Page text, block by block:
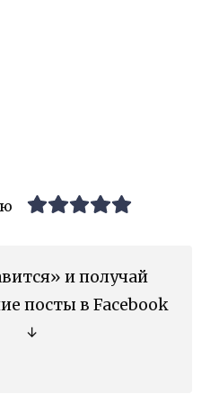
и получай
посты в Facebook
↓